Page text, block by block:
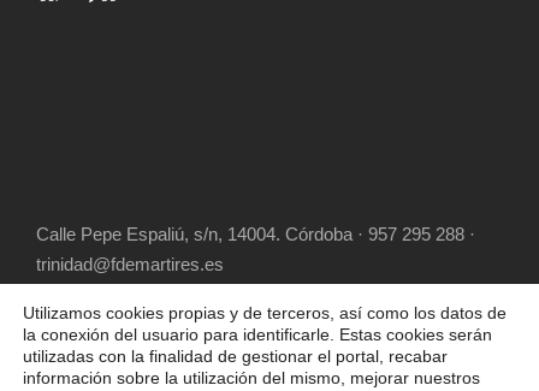
Calle Pepe Espaliú, s/n, 14004. Córdoba · 957 295 288 ·
trinidad@fdemartires.es
Utilizamos cookies propias y de terceros, así como los datos de
la conexión del usuario para identificarle. Estas cookies serán
utilizadas con la finalidad de gestionar el portal, recabar
información sobre la utilización del mismo, mejorar nuestros